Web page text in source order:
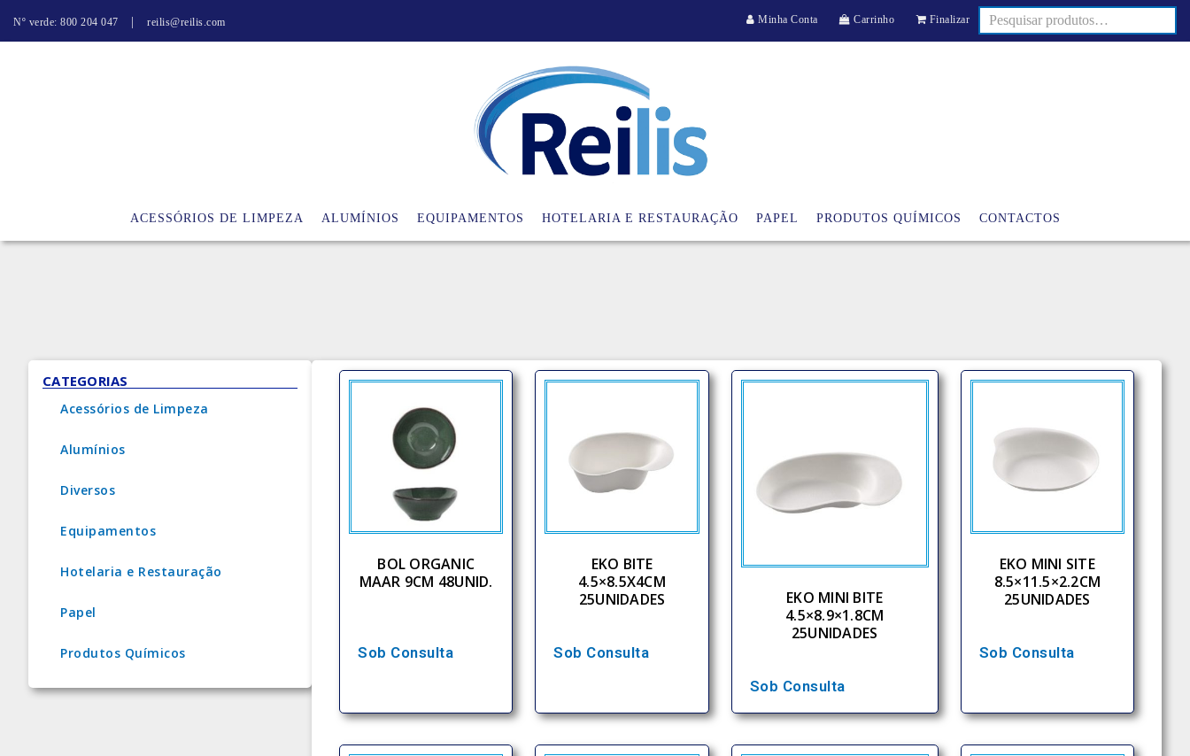
Nº verde: 800 204 047 reilis@reilis.com Minha Conta Carrinho Finalizar
ACESSÓRIOS DE LIMPEZA ALUMÍNIOS EQUIPAMENTOS HOTELARIA E RESTAURAÇÃO PAPEL PRODUTOS QUÍMICOS CONTACTOS
CATEGORIAS
Acessórios de Limpeza
Alumínios
Diversos
Equipamentos
Hotelaria e Restauração
Papel
Produtos Químicos
BOL ORGANIC
MAAR 9CM 48UNID.
Sob Consulta
EKO BITE
4.5×8.5X4CM
25UNIDADES
Sob Consulta
EKO MINI BITE
4.5×8.9×1.8CM
25UNIDADES
Sob Consulta
EKO MINI SITE
8.5×11.5×2.2CM
25UNIDADES
Sob Consulta